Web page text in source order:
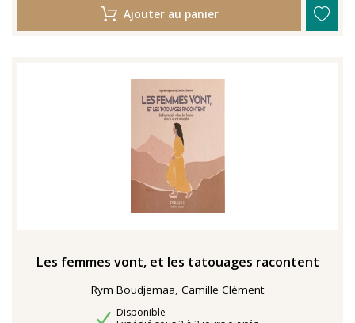
Ajouter au panier
Les femmes vont, et les tatouages racontent
Rym Boudjemaa, Camille Clément
Disponibilité
Disponible